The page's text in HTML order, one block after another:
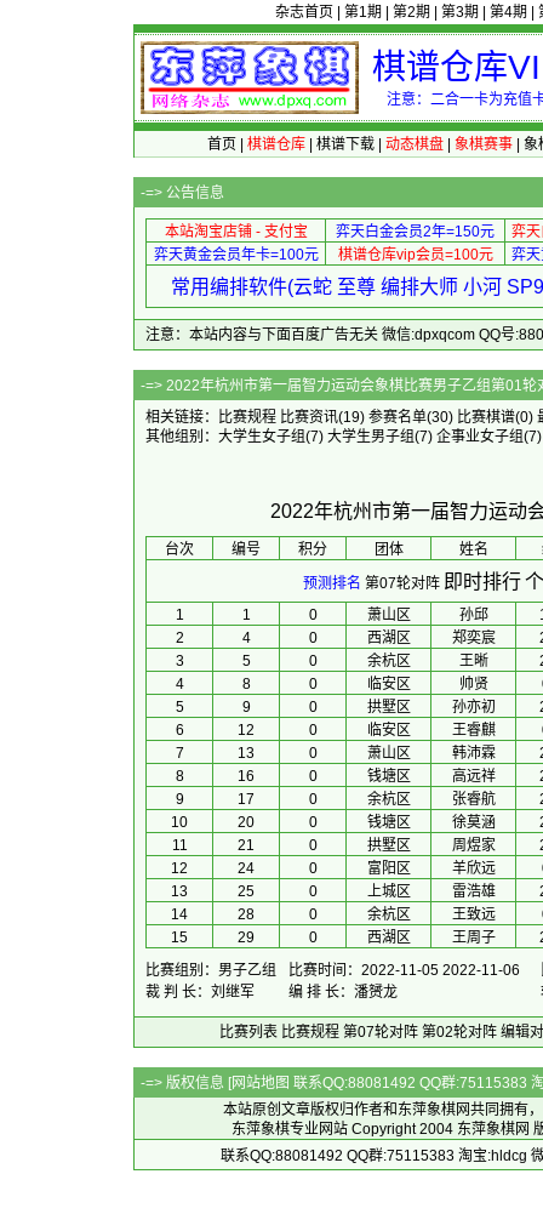
杂志首页 第1期 第2期 第3期 第4期
棋谱仓库
注意：二合一卡为充值
首页 棋谱仓库| 棋谱下载| 动态棋盘| 象棋赛事| 象
-=> 公告信息
本站淘宝店铺 - 支付宝 弈天白金会员2年=150元
弈
弈天黄金会员年卡=100元
棋谱仓库vip会员=100元 弈
常用编排软件(云蛇 至尊 编排大师 小河
注意：本站内容与下面百度广告无关 微信:dpxqcom QQ号
-=> 2022年杭州市第一届智力运动会象棋比
相关链接：
比赛规程 比赛资讯(19) 参赛名单(30) 比赛棋谱(0)
其他组别： 大学生女子组(7) 大学生男子组(7) 企事业女子组
2022年杭州市第一届智力运动
台次 编号 积分 团体 姓名
预测排名 第07轮对阵 即时排行
1 1 0 萧山区 孙邱
2
4 0 西湖区 郑奕宸
3
5 0 余杭区 王晰
4
8 0 临安区 帅贤
5
9 0 拱墅区 孙亦初
6
12 0 临安区 王睿麒
7
13 0 萧山区 韩沛霖
8
16 0 钱塘区 高远祥
9
17 0 余杭区 张睿航
10
20 0 钱塘区 徐莫涵
11
21 0 拱墅区 周煜家
12
24 0 富阳区 羊欣远
13
25 0 上城区 雷浩雄
14
28 0 余杭区 王致远
15
29 0 西湖区 王周子
比赛组别：男子乙组
比赛时间：2022-11-05 2022-11-06
裁 判 长：刘继军
编 排 长：潘赟龙
比赛列表 比赛规程 第07轮对阵 第02轮对阵 编辑
-=> 版权信息 [网站地图 联系QQ:88081492 QQ群:75115383
本站原创文章版权归作者和 东萍象棋网共同拥有
东萍象棋专业网站 Copyright 2004 东萍象棋网
联系QQ:88081492 QQ群:75115383 淘宝:hldcg